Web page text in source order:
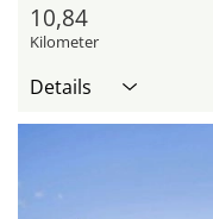
10,84
Kilometer
Details